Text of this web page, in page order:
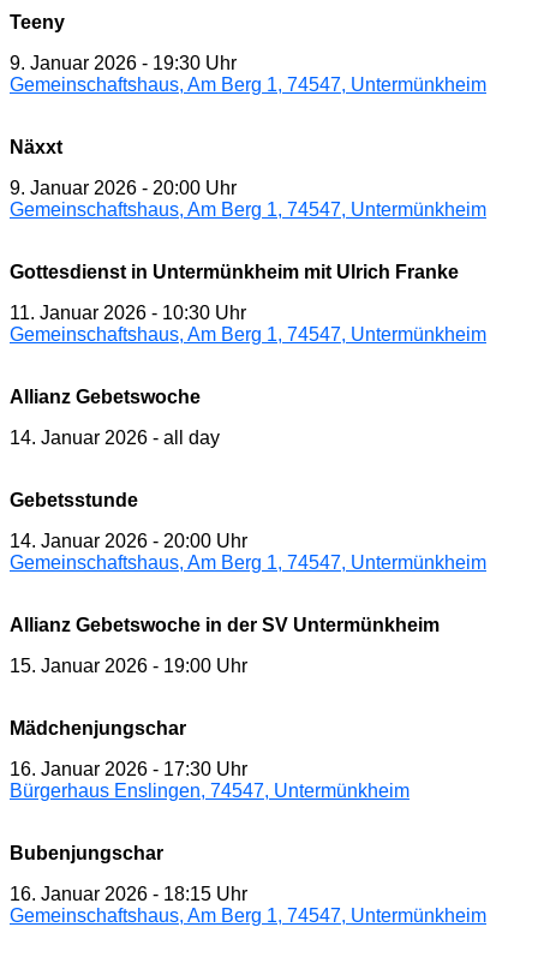
Teeny
9. Januar 2026 - 19:30 Uhr
Gemeinschaftshaus, Am Berg 1, 74547, Untermünkheim
Näxxt
9. Januar 2026 - 20:00 Uhr
Gemeinschaftshaus, Am Berg 1, 74547, Untermünkheim
Gottesdienst in Untermünkheim mit Ulrich Franke
11. Januar 2026 - 10:30 Uhr
Gemeinschaftshaus, Am Berg 1, 74547, Untermünkheim
Allianz Gebetswoche
14. Januar 2026 - all day
Gebetsstunde
14. Januar 2026 - 20:00 Uhr
Gemeinschaftshaus, Am Berg 1, 74547, Untermünkheim
Allianz Gebetswoche in der SV Untermünkheim
15. Januar 2026 - 19:00 Uhr
Mädchenjungschar
16. Januar 2026 - 17:30 Uhr
Bürgerhaus Enslingen, 74547, Untermünkheim
Bubenjungschar
16. Januar 2026 - 18:15 Uhr
Gemeinschaftshaus, Am Berg 1, 74547, Untermünkheim